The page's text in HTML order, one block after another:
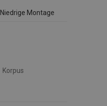
Niedrige Montage
Korpus